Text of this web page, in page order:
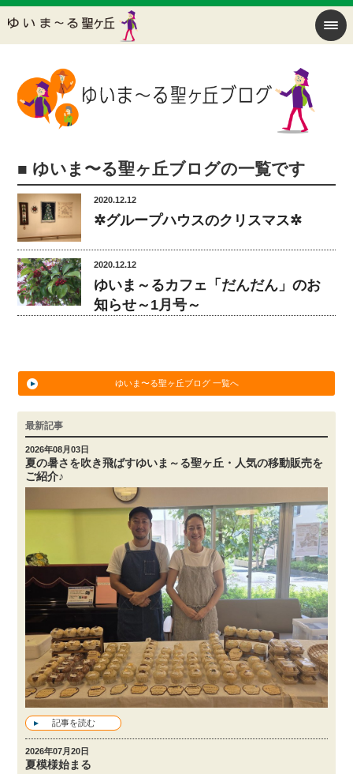
■ ゆいま〜る聖ヶ丘ブログの一覧です
2020.12.12
✲グループハウスのクリスマス✲
2020.12.12
ゆいま～るカフェ「だんだん」のお
知らせ～1月号～
ゆいま〜る聖ヶ丘ブログ 一覧へ
最新記事
2026年08月03日
夏の暑さを吹き飛ばすゆいま～る聖ヶ丘・人気の移動販売を
ご紹介♪
記事を読む
2026年07月20日
夏模様始まる